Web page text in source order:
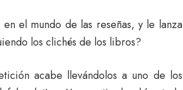
el mundo de las reseñas, y le lanza
los clichés de los libros?
acabe llevándolos a uno de los